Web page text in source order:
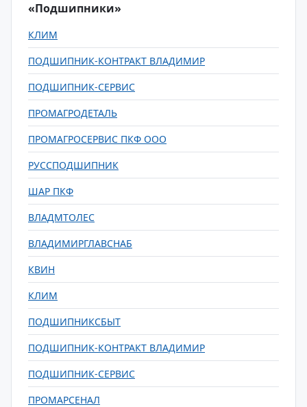
«Подшипники»
КЛИМ
ПОДШИПНИК-КОНТРАКТ ВЛАДИМИР
ПОДШИПНИК-СЕРВИС
ПРОМАГРОДЕТАЛЬ
ПРОМАГРОСЕРВИС ПКФ ООО
РУССПОДШИПНИК
ШАР ПКФ
ВЛАДМТОЛЕС
ВЛАДИМИРГЛАВСНАБ
КВИН
КЛИМ
ПОДШИПНИКСБЫТ
ПОДШИПНИК-КОНТРАКТ ВЛАДИМИР
ПОДШИПНИК-СЕРВИС
ПРОМАРСЕНАЛ